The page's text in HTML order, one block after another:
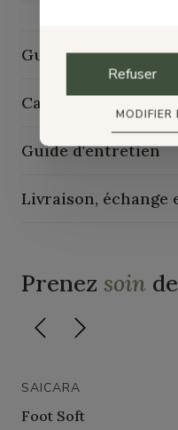
Guide des tailles
Caractéristiques
Guide d'entretien
Livraison, échange
Prenez soin
SAICARA
Foot Soft
Refuser
MODIFIER